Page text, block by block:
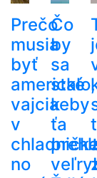
Prečo
musia
byť
americké
vajcia
v
no
Čo
by
sa
stalo,
keby
ťa